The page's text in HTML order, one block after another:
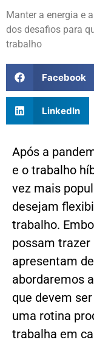
Manter a energia e
dos desafios para
trabalho
Facebook
LinkedIn
Após a
e o trabalho
vez mais
desejam
trabalho.
possam
apresentam
abordaremos
que devem
uma rotina
trabalha em